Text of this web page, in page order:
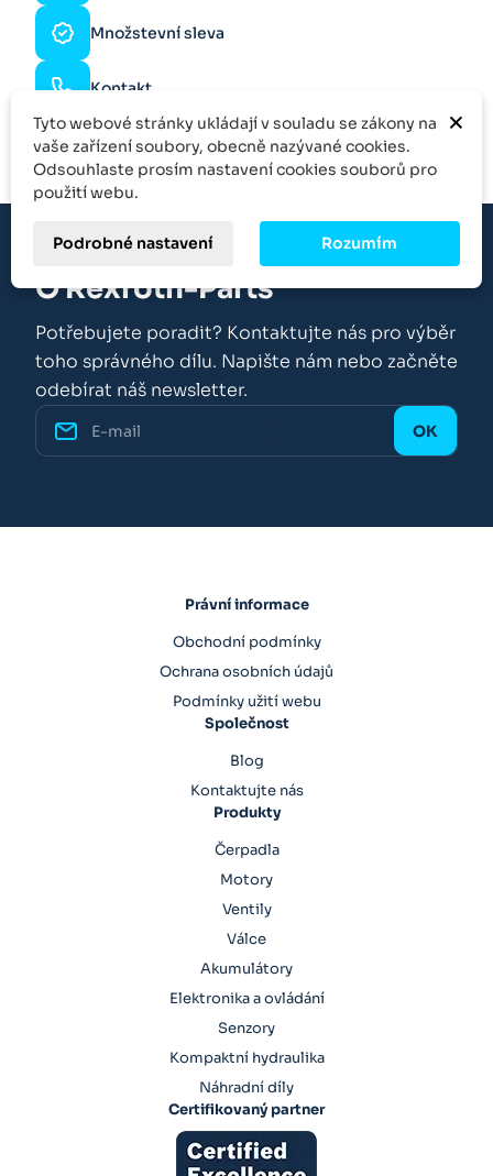
Množstevní sleva
Kontakt
O Rexroth-Parts
Potřebujete poradit? Kontaktujte nás pro výběr
toho správného dílu. Napište nám nebo začněte
odebírat náš newsletter.
Právní informace
Obchodní podmínky
Ochrana osobních údajů
Podmínky užití webu
Společnost
Blog
Kontaktujte nás
Produkty
Čerpadla
Motory
Ventily
Válce
Akumulátory
Elektronika a ovládání
Senzory
Kompaktní hydraulika
Náhradní díly
Certifikovaný partner
×
Tyto webové stránky ukládají v souladu se zákony na
vaše zařízení soubory, obecně nazývané cookies.
Odsouhlaste prosím nastavení cookies souborů pro
použití webu.
Podrobné nastavení Rozumím